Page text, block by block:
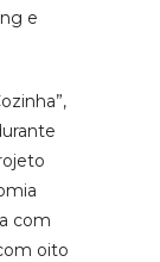
e
com
oito